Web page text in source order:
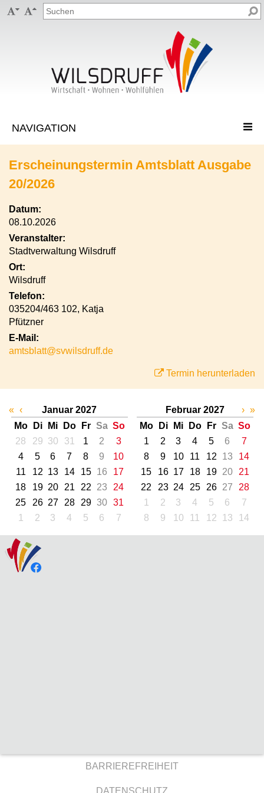
 
Erscheinungstermin Amtsblatt Ausgabe
20/2026
Datum:
08.10.2026
Veranstalter:
Stadtverwaltung Wilsdruff
Ort:
Wilsdruff
Telefon:
035204/463 102, Katja
Pfützner
E-Mail:
amtsblatt@svwilsdruff.de
Termin herunterladen
« ‹
Januar 2027
Mo
Di Mi Do Fr Sa So
28
29 30 31 1 2
3
4
5 6 7 8 9
10
11
12 13 14 15 16
17
18
19 20 21 22 23
24
25
26 27 28 29 30
31
1
2 3 4 5 6 7
Februar 2027
Mo
Di Mi Do Fr Sa So
1
2 3 4 5 6
7
8
9 10 11 12 13
14
15
16 17 18 19 20
21
22
23 24 25 26 27
28
1
2 3 4 5 6
7
8
9 10 11 12 13 14
› »
BARRIEREFREIHEIT
DATENSCHUTZ